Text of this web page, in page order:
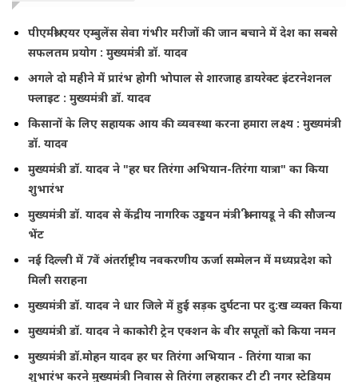
पीएमश्री एयर एम्बुलेंस सेवा गंभीर मरीजों की जान बचाने में देश का सबसे
सफलतम प्रयोग : मुख्यमंत्री डॉ. यादव
अगले दो महीने में प्रारंभ होगी भोपाल से शारजाह डायरेक्ट इंटरनेशनल
फ्लाइट : मुख्यमंत्री डॉ. यादव
किसानों के लिए सहायक आय की व्यवस्था करना हमारा लक्ष्य : मुख्यमंत्री
डॉ. यादव
मुख्यमंत्री डॉ. यादव ने "हर घर तिरंगा अभियान-तिरंगा यात्रा" का किया
शुभारंभ
मुख्यमंत्री डॉ. यादव से केंद्रीय नागरिक उड्डयन मंत्री श्री नायडू ने की सौजन्य
भेंट
नई दिल्ली में 7वें अंतर्राष्ट्रीय नवकरणीय ऊर्जा सम्मेलन में मध्यप्रदेश को
मिली सराहना
मुख्यमंत्री डॉ. यादव ने धार जिले में हुई सड़क दुर्घटना पर दु:ख व्यक्त किया
मुख्यमंत्री डॉ. यादव ने काकोरी ट्रेन एक्शन के वीर सपूतों को किया नमन
मुख्यमंत्री डॉ.मोहन यादव हर घर तिरंगा अभियान - तिरंगा यात्रा का
शुभारंभ करने मुख्यमंत्री निवास से तिरंगा लहराकर टी टी नगर स्टेडियम